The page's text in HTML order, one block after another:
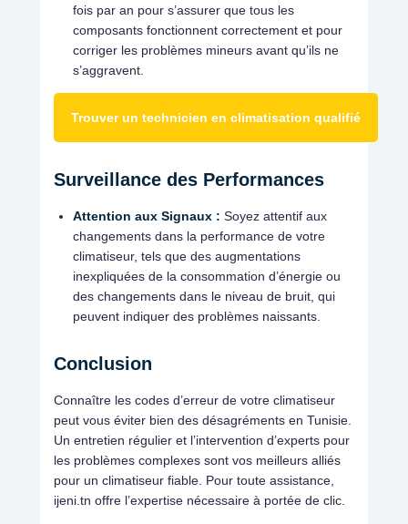
fois par an pour s’assurer que tous les
composants fonctionnent correctement et pour
corriger les problèmes mineurs avant qu’ils ne
s’aggravent.
Trouver un technicien en climatisation qualifié
Surveillance des Performances
Attention aux Signaux : Soyez attentif aux
changements dans la performance de votre
climatiseur, tels que des augmentations
inexpliquées de la consommation d’énergie ou
des changements dans le niveau de bruit, qui
peuvent indiquer des problèmes naissants.
Conclusion
Connaître les codes d’erreur de votre climatiseur
peut vous éviter bien des désagréments en Tunisie.
Un entretien régulier et l’intervention d’experts pour
les problèmes complexes sont vos meilleurs alliés
pour un climatiseur fiable. Pour toute assistance,
ijeni.tn offre l’expertise nécessaire à portée de clic.